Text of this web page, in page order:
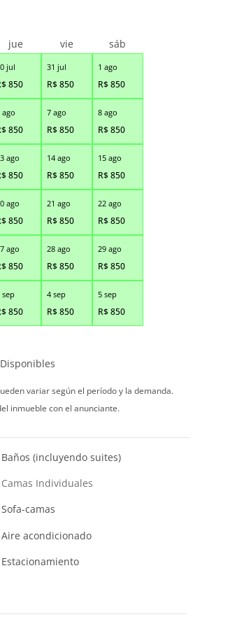
jul
850
31 jul
R$850
1 ago
R$850
ago
850
7 ago
R$850
8 ago
R$850
ago
850
14 ago
R$850
15 ago
R$850
ago
850
21 ago
R$850
22 ago
R$850
ago
850
28 ago
R$850
29 ago
R$850
sep
850
4 sep
R$850
5 sep
R$850
jue vie sáb
variar según el período y la demanda.
inmueble con el anunciante.
Baños (incluyendo suites)
Camas Individuales
Sofa-camas
Aire acondicionado
Estacionamiento